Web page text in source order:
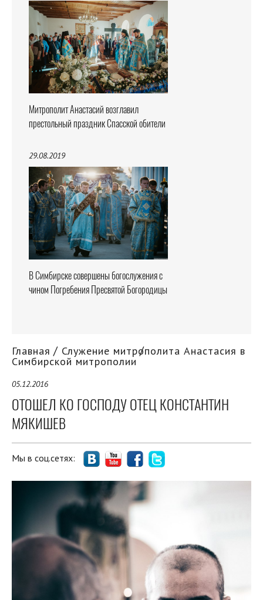
Митрополит Анастасий возглавил
престольный праздник Спасской обители
29.08.2019
В Симбирске совершены богослужения с
чином Погребения Пресвятой Богородицы
Главная Служение митрополита Анастасия в
Симбирской митрополии
05.12.2016
ОТОШЕЛ КО ГОСПОДУ ОТЕЦ КОНСТАНТИН
МЯКИШЕВ
Мы в соц.сетях: